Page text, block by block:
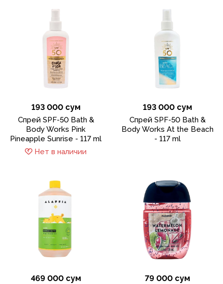
193 000 сум
Спрей SPF-50 Bath &
Body Works Pink
Pineapple Sunrise - 117 ml
Нет в наличии
193 000 сум
Спрей SPF-50 Bath &
Body Works At the Beach
- 117 ml
469 000 сум 79 000 сум